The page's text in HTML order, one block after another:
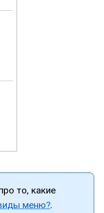
то, какие
меню?.